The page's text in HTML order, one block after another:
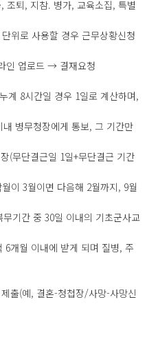
조퇴, 지참. 병가, 교육소집, 특별
위로 사용할 경우 근무상황신청
인 업로드 → 결재요청
계 8시간일 경우 1일로 계산하며,
병무청장에게 통보, 그 기간만
(무단결근일 1일+무단결근 기간
이 3월이면 다음해 2월까지, 9월
기간 중 30일 이내의 기초군사교
개월 이내에 받게 되며 질병, 주
출(예, 결혼-청첩장/사망-사망신